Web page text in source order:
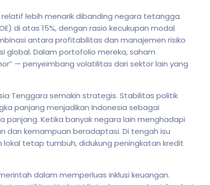
lebih menarik dibanding negara tetangga.
di atas 15%, dengan rasio kecukupan modal
antara profitabilitas dan manajemen risiko
global. Dalam portofolio mereka, saham
— penyeimbang volatilitas dari sektor lain yang
Tenggara semakin strategis. Stabilitas politik
panjang menjadikan Indonesia sebagai
Ketika banyak negara lain menghadapi
dan kemampuan beradaptasi. Di tengah isu
tetap tumbuh, didukung peningkatan kredit
dalam memperluas inklusi keuangan.